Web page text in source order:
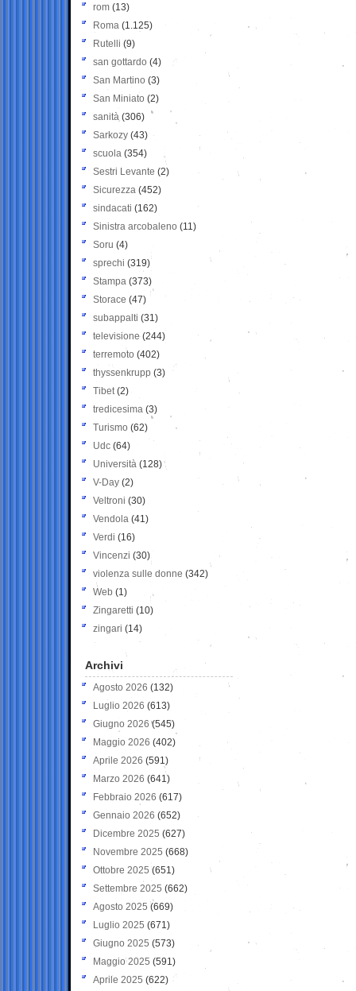
rom (13)
Roma (1.125)
Rutelli (9)
san gottardo (4)
San Martino (3)
San Miniato (2)
sanità (306)
Sarkozy (43)
scuola (354)
Sestri Levante (2)
Sicurezza (452)
sindacati (162)
Sinistra arcobaleno (11)
Soru (4)
sprechi (319)
Stampa (373)
Storace (47)
subappalti (31)
televisione(244)
terremoto (402)
thyssenkrupp (3)
Tibet(2)
tredicesima (3)
Turismo (62)
Udc (64)
Università (128)
V-Day (2)
Veltroni (30)
Vendola (41)
Verdi (16)
Vincenzi (30)
violenza sulle donne (342)
Web (1)
Zingaretti (10)
zingari (14)
Archivi
Agosto 2026 (132)
Luglio 2026 (613)
Giugno 2026 (545)
Maggio 2026 (402)
Aprile 2026 (591)
Marzo 2026 (641)
Febbraio 2026 (617)
Gennaio 2026 (652)
Dicembre 2025 (627)
Novembre 2025 (668)
Ottobre 2025 (651)
Settembre 2025 (662)
Agosto 2025 (669)
Luglio 2025 (671)
Giugno 2025 (573)
Maggio 2025 (591)
Aprile 2025 (622)